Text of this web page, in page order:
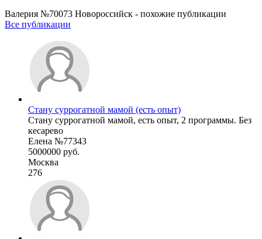
Валерия №70073 Новороссийск - похожие публикации
Все публикации
Стану суррогатной мамой (есть опыт)
Стану суррогатной мамой, есть опыт, 2 программы. Без
кесарево
Елена №77343
5000000 руб.
Москва
276